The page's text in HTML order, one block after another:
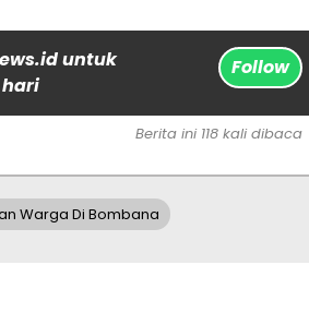
untuk
Follow
Berita ini 118 kali dibaca
Warga Di Bombana